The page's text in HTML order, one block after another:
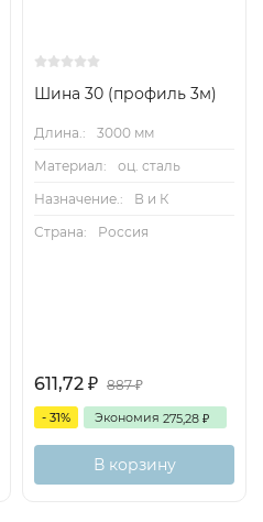
Шина 30 (профиль 3м)
Длина.:
3000 мм
Материал:
оц. сталь
Назначение.:
В и К
Страна:
Россия
611,72 ₽ 887₽
- 31% Экономия 275,28 ₽
В корзину